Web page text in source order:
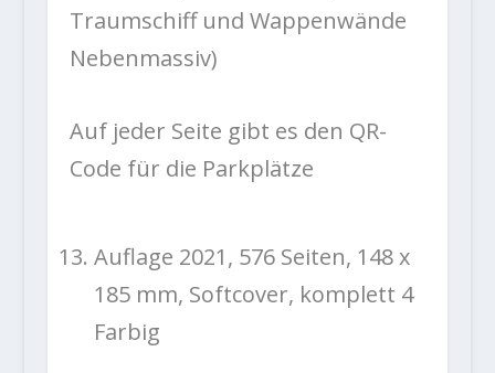
Traumschiff und Wappenwände
Nebenmassiv)
Auf jeder Seite gibt es den QR-
Code für die Parkplätze
Auflage 2021, 576 Seiten, 148 x
185 mm, Softcover, komplett 4
Farbig